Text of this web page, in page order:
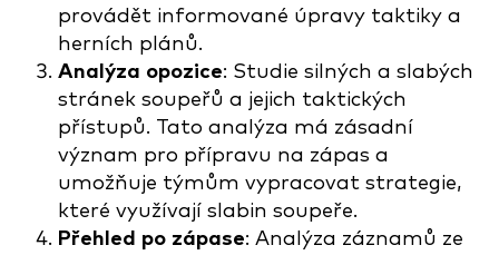
provádět informované úpravy taktiky a
herních plánů.
Analýza opozice: Studie silných a slabých
stránek soupeřů a jejich taktických
přístupů. Tato analýza má zásadní
význam pro přípravu na zápas a
umožňuje týmům vypracovat strategie,
které využívají slabin soupeře.
Přehled po zápase: Analýza záznamů ze